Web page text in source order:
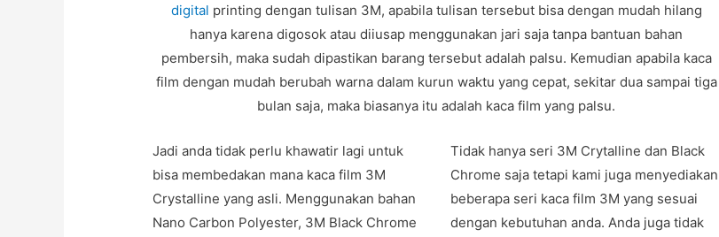
digital printing dengan tulisan 3M, apabila tulisan tersebut bisa dengan mudah hilang
hanya karena digosok atau diiusap menggunakan jari saja tanpa bantuan bahan
pembersih, maka sudah dipastikan barang tersebut adalah palsu. Kemudian apabila kaca
film dengan mudah berubah warna dalam kurun waktu yang cepat, sekitar dua sampai tiga
bulan saja, maka biasanya itu adalah kaca film yang palsu.
Jadi anda tidak perlu khawatir lagi untuk
bisa membedakan mana kaca film 3M
Crystalline yang asli. Menggunakan bahan
Nano Carbon Polyester, 3M Black Chrome
Tidak hanya seri 3M Crytalline dan Black
Chrome saja tetapi kami juga menyediakan
beberapa seri kaca film 3M yang sesuai
dengan kebutuhan anda. Anda juga tidak